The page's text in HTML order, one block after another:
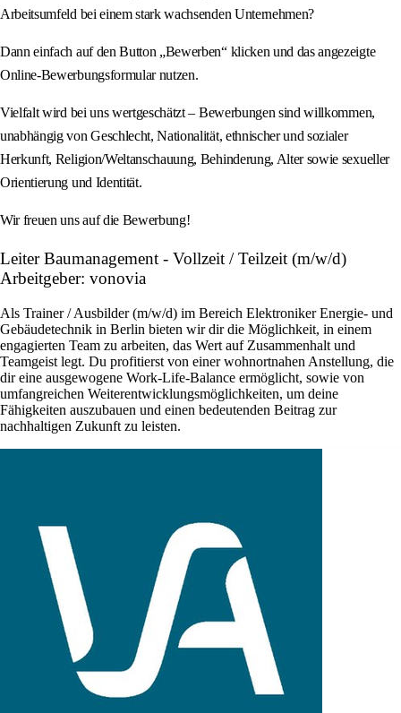
Arbeitsumfeld bei einem stark wachsenden Unternehmen?
Dann einfach auf den Button „Bewerben“ klicken und das angezeigte
Online-Bewerbungsformular nutzen.
Vielfalt wird bei uns wertgeschätzt – Bewerbungen sind willkommen,
unabhängig von Geschlecht, Nationalität, ethnischer und sozialer
Herkunft, Religion/Weltanschauung, Behinderung, Alter sowie sexueller
Orientierung und Identität.
Wir freuen uns auf die Bewerbung!
Leiter Baumanagement - Vollzeit / Teilzeit (m/w/d)
Arbeitgeber: vonovia
Als Trainer / Ausbilder (m/w/d) im Bereich Elektroniker Energie- und
Gebäudetechnik in Berlin bieten wir dir die Möglichkeit, in einem
engagierten Team zu arbeiten, das Wert auf Zusammenhalt und
Teamgeist legt. Du profitierst von einer wohnortnahen Anstellung, die
dir eine ausgewogene Work-Life-Balance ermöglicht, sowie von
umfangreichen Weiterentwicklungsmöglichkeiten, um deine
Fähigkeiten auszubauen und einen bedeutenden Beitrag zur
nachhaltigen Zukunft zu leisten.